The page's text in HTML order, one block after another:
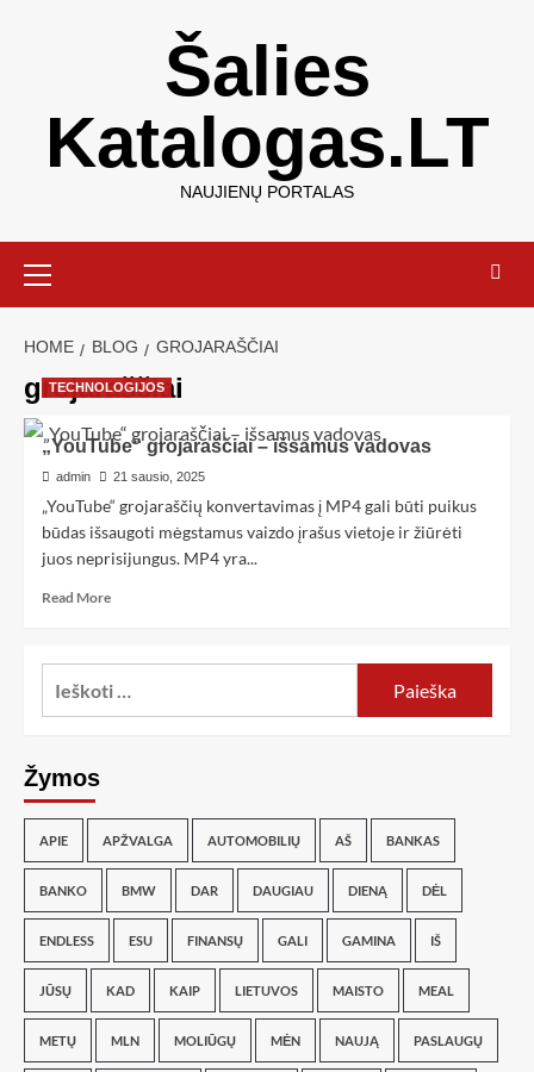
Šalies
Katalogas.LT
NAUJIENŲ PORTALAS
HOME BLOG GROJARAŠČIAI
grojaraščiai
TECHNOLOGIJOS
„YouTube“ grojaraščiai – išsamus vadovas
admin 21 sausio, 2025
„YouTube“ grojaraščių konvertavimas į MP4 gali būti puikus
būdas išsaugoti mėgstamus vaizdo įrašus vietoje ir žiūrėti
juos neprisijungus. MP4 yra...
Read More
Žymos
APIE APŽVALGA AUTOMOBILIŲ AŠ BANKAS
BANKO BMW DAR DAUGIAU DIENĄ DĖL
ENDLESS ESU FINANSŲ GALI GAMINA IŠ
JŪSŲ KAD KAIP LIETUVOS MAISTO MEAL
METŲ MLN MOLIŪGŲ MĖN NAUJĄ PASLAUGŲ